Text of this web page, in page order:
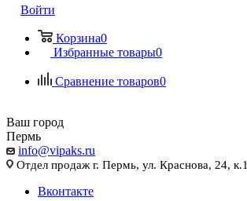
Войти
Корзина0
Избранные товары0
Сравнение товаров0
Ваш город
Пермь
info@vipaks.ru
Отдел продаж г. Пермь, ул. Краснова, 24, к.1
Вконтакте